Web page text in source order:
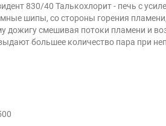
830/40 Талькохлорит - печь с
шипы, со стороны горения
дожигу смешивая потоки пламени и
большее количество пара при